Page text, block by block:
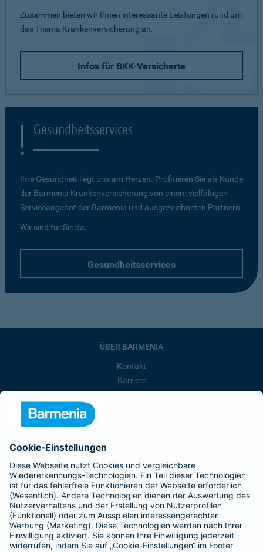
Zusammen bieten wir Ihnen interessante Leistungen rund um
das Thema Krankenversicherung an.
Infos für BKK-Versicherte
Gesundheitsservices
Ihre Gesundheit liegt uns am Herzen. Profitieren Sie als Kunde
der Barmenia Krankenversicherung von einem vielfältigen
Serviceangebot der Barmenia und ausgezeichneten Partnern.
Wir sind für Sie da.
Gesundheitsservices
ÜBER BARMENIA
Kontakt
Karriere
Barmenia ist Teil der BarmeniaGothaer
BELIEBTE SEITEN
Kranken-Zusatzversicherung
Tierversicherungen
Haftpflichtversicherung
Hausratversicherung